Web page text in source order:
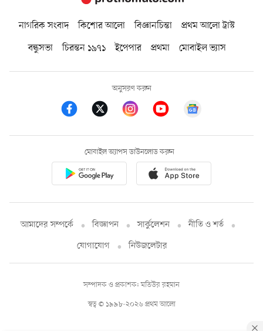
নাগরিক সংবাদ কিশোর আলো বিজ্ঞানচিন্তা
প্রথম আলো ট্রাস্ট
বন্ধুসভা
চিরন্তন ১৯৭১ ইপেপার প্রথমা মোবাইল ভ্যাস
অনুসরণ করুন
মোবাইল অ্যাপস ডাউনলোড করুন
আমাদের সম্পর্কে বিজ্ঞাপন সার্কুলেশন
নীতি ও শর্ত
যোগাযোগ
নিউজলেটার
স্বত্ব © ১৯৯৮-২০২৬ প্রথম আলো
সম্পাদক ও প্রকাশক: মতিউর রহমান